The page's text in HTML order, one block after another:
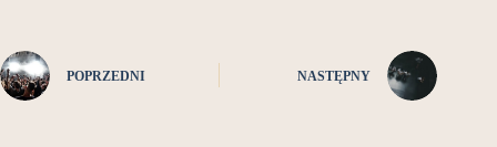
POPRZEDNI NASTĘPNY